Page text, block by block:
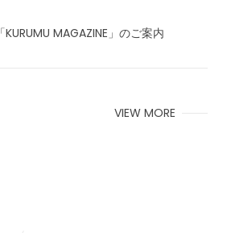
「KURUMU MAGAZINE」のご案内
VIEW MORE